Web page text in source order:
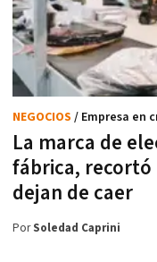
La marca de
fábrica, recortó
dejan de caer
NEGOCIOS / Empresa en
PorSoledad Caprini